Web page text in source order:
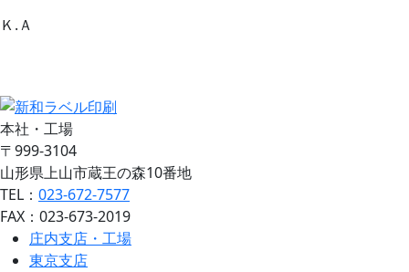
Ｋ.Ａ
本社・工場
〒999-3104
山形県上山市蔵王の森10番地
TEL： 023-672-7577
FAX：023-673-2019
庄内支店・工場
東京支店